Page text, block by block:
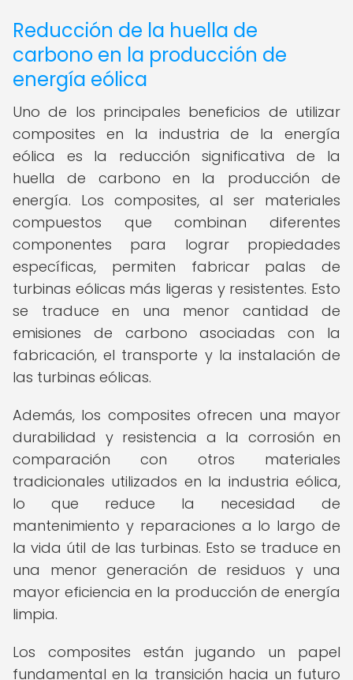
Reducción de la huella de
carbono en la producción de
energía eólica
Uno de los principales beneficios de utilizar
composites en la industria de la energía
eólica es la reducción significativa de la
huella de carbono en la producción de
energía. Los composites, al ser materiales
compuestos que combinan diferentes
componentes para lograr propiedades
específicas, permiten fabricar palas de
turbinas eólicas más ligeras y resistentes. Esto
se traduce en una menor cantidad de
emisiones de carbono asociadas con la
fabricación, el transporte y la instalación de
las turbinas eólicas.
Además, los composites ofrecen una mayor
durabilidad y resistencia a la corrosión en
comparación con otros materiales
tradicionales utilizados en la industria eólica,
lo que reduce la necesidad de
mantenimiento y reparaciones a lo largo de
la vida útil de las turbinas. Esto se traduce en
una menor generación de residuos y una
mayor eficiencia en la producción de energía
limpia.
Los composites están jugando un papel
fundamental en la transición hacia un futuro